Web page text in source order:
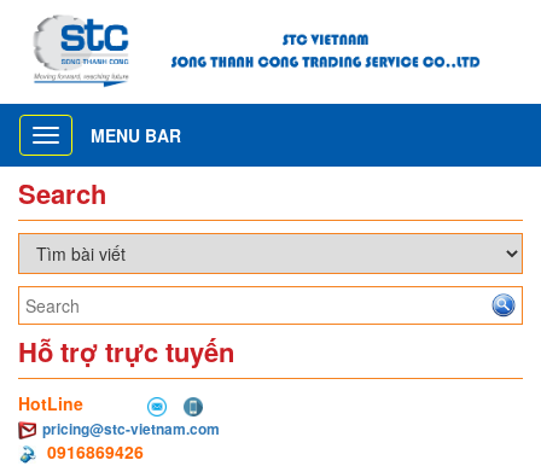
Toggle
navigation
MENU BAR
Search
Hỗ trợ trực tuyến
HotLine
pricing@stc-vietnam.com
0916869426